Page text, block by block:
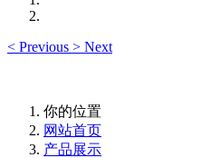
< Previous > Next
你的位置
网站首页
产品展示